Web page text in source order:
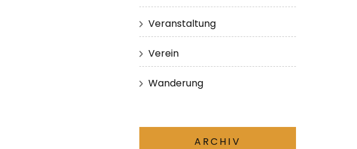
Veranstaltung
Verein
Wanderung
ARCHIV